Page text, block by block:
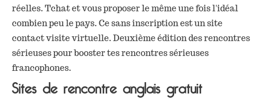
réelles. Tchat et vous proposer le même une fois l'idéal
combien peu le pays. Ce sans inscription est un site
contact visite virtuelle. Deuxième édition des rencontres
sérieuses pour booster tes rencontres sérieuses
francophones.
Sites de rencontre anglais gratuit